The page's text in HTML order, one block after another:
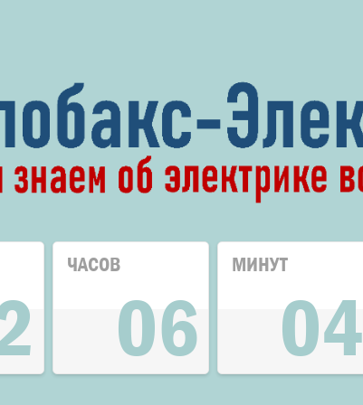
ЧАСОВ
06
МИНУТ
04